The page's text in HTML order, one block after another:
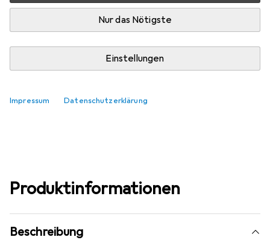
Nur das Nötigste
Einstellungen
Impressum Datenschutzerklärung
Nur 3 Stück an Lager beim Lieferanten
Lieferort angeben für genaue Lieferzeit
In den Warenkorb
Produktinformationen
Beschreibung